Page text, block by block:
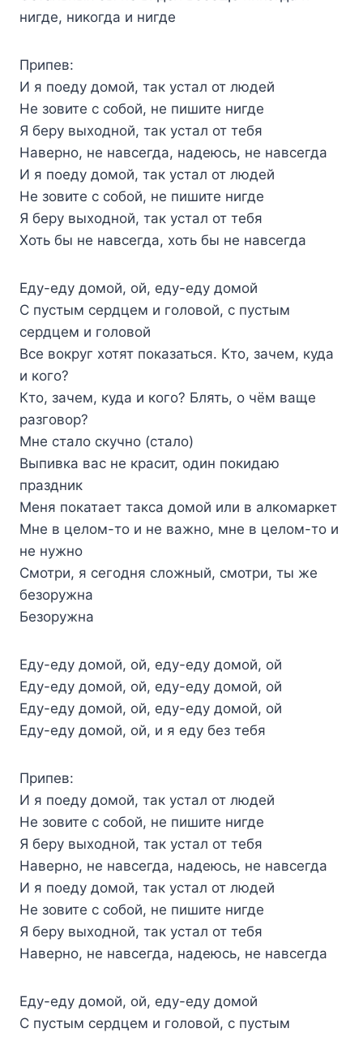
нигде, никогда и нигде
Припев:
И я поеду домой, так устал от людей
Не зовите с собой, не пишите нигде
Я беру выходной, так устал от тебя
Наверно, не навсегда, надеюсь, не навсегда
И я поеду домой, так устал от людей
Не зовите с собой, не пишите нигде
Я беру выходной, так устал от тебя
Хоть бы не навсегда, хоть бы не навсегда
Еду-еду домой, ой, еду-еду домой
С пустым сердцем и головой, с пустым
сердцем и головой
Все вокруг хотят показаться. Кто, зачем, куда
и кого?
Кто, зачем, куда и кого? Блять, о чём ваще
разговор?
Мне стало скучно (стало)
Выпивка вас не красит, один покидаю
праздник
Меня покатает такса домой или в алкомаркет
Мне в целом-то и не важно, мне в целом-то и
не нужно
Смотри, я сегодня сложный, смотри, ты же
безоружна
Безоружна
Еду-еду домой, ой, еду-еду домой, ой
Еду-еду домой, ой, еду-еду домой, ой
Еду-еду домой, ой, еду-еду домой, ой
Еду-еду домой, ой, и я еду без тебя
Припев:
И я поеду домой, так устал от людей
Не зовите с собой, не пишите нигде
Я беру выходной, так устал от тебя
Наверно, не навсегда, надеюсь, не навсегда
И я поеду домой, так устал от людей
Не зовите с собой, не пишите нигде
Я беру выходной, так устал от тебя
Наверно, не навсегда, надеюсь, не навсегда
Еду-еду домой, ой, еду-еду домой
С пустым сердцем и головой, с пустым